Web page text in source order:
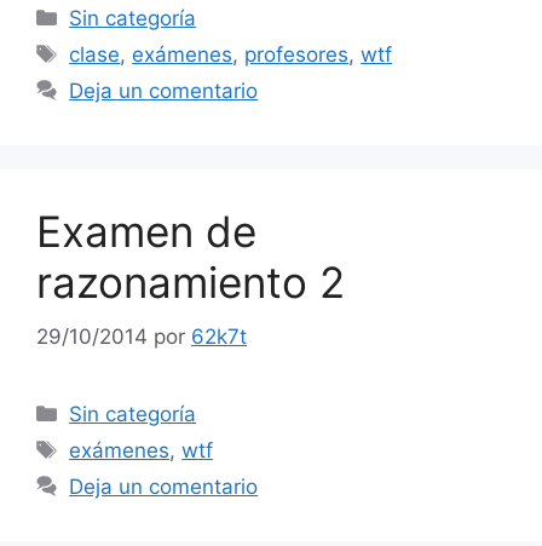
Categorías
Sin categoría
Etiquetas
clase, exámenes, profesores,wtf
Deja un comentario
Examen de
razonamiento 2
29/10/2014 por 62k7t
Categorías
Sin categoría
Etiquetas
exámenes,wtf
Deja un comentario